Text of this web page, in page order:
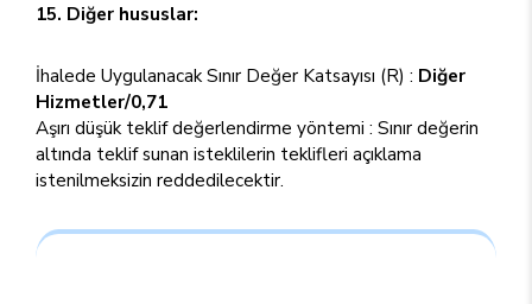
15. Diğer hususlar:
İhalede Uygulanacak Sınır Değer Katsayısı (R) : Diğer
Hizmetler/0,71
Aşırı düşük teklif değerlendirme yöntemi : Sınır değerin
altında teklif sunan isteklilerin teklifleri açıklama
istenilmeksizin reddedilecektir.